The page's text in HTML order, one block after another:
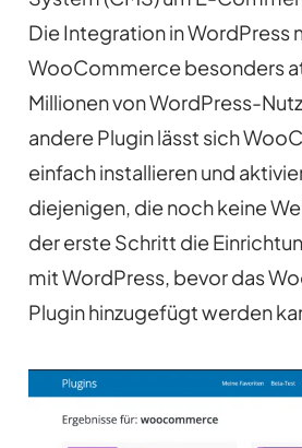
Die Integration in WordPress
WooCommerce besonders
Millionen von WordPress-
andere Plugin lässt sich
einfach installieren und
diejenigen, die noch keine
der erste Schritt die
mit WordPress, bevor das
Plugin hinzugefügt werden